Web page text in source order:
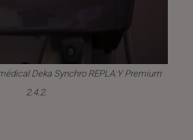
Deka Synchro REPLA:Y Premium
2.4.2.